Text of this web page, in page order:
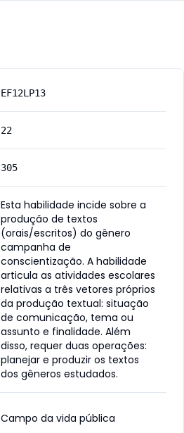
EF12LP13
22
305
Esta habilidade incide sobre a
produção de textos
(orais/escritos) do gênero
campanha de
conscientização. A habilidade
articula as atividades escolares
relativas a três vetores próprios
da produção textual: situação
de comunicação, tema ou
assunto e finalidade. Além
disso, requer duas operações:
planejar e produzir os textos
dos gêneros estudados.
Campo da vida pública